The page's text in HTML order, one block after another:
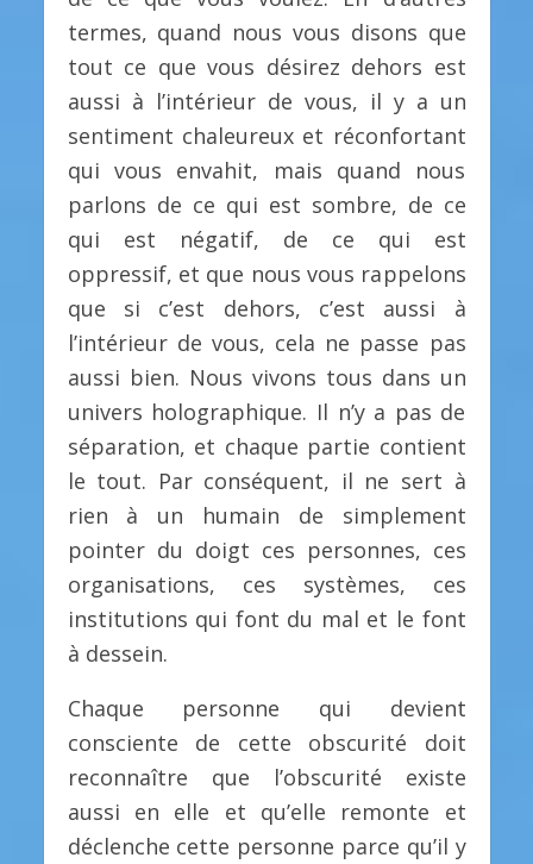
termes, quand nous vous disons que
tout ce que vous désirez dehors est
aussi à l’intérieur de vous, il y a un
sentiment chaleureux et réconfortant
qui vous envahit, mais quand nous
parlons de ce qui est sombre, de ce
qui est négatif, de ce qui est
oppressif, et que nous vous rappelons
que si c’est dehors, c’est aussi à
l’intérieur de vous, cela ne passe pas
aussi bien. Nous vivons tous dans un
univers holographique. Il n’y a pas de
séparation, et chaque partie contient
le tout. Par conséquent, il ne sert à
rien à un humain de simplement
pointer du doigt ces personnes, ces
organisations, ces systèmes, ces
institutions qui font du mal et le font
à dessein.
Chaque personne qui devient
consciente de cette obscurité doit
reconnaître que l’obscurité existe
aussi en elle et qu’elle remonte et
déclenche cette personne parce qu’il y